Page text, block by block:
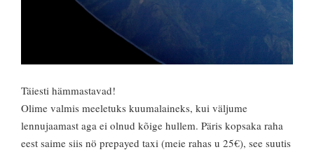
Täiesti hämmastavad!
Olime valmis meeletuks kuumalaineks, kui väljume
lennujaamast aga ei olnud kõige hullem. Päris kopsaka raha
eest saime siis nö prepayed taxi (meie rahas u 25€), see suutis